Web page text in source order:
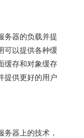
务器的负载并提
可以提供各种缓
缓存和对象缓存
提供更好的用户
器上的技术，